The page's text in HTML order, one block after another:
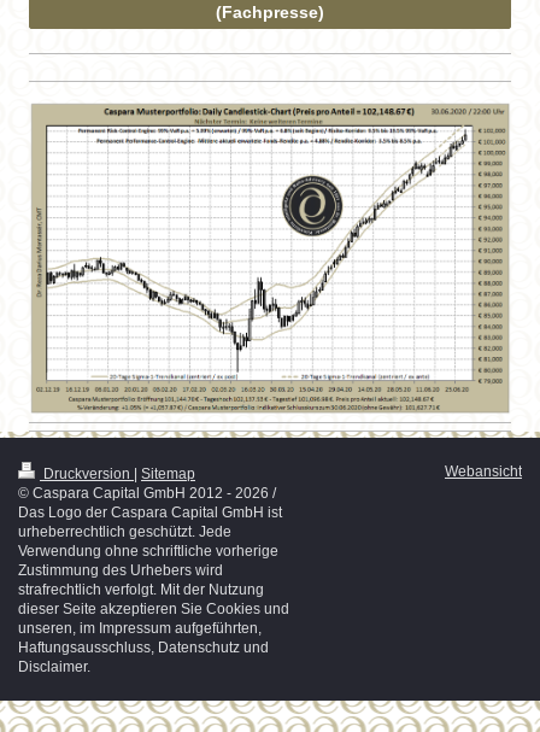
(Fachpresse)
Druckversion | Sitemap
© Caspara Capital GmbH 2012 - 2026 /
Das Logo der Caspara Capital GmbH ist
urheberrechtlich geschützt. Jede
Verwendung ohne schriftliche vorherige
Zustimmung des Urhebers wird
strafrechtlich verfolgt. Mit der Nutzung
dieser Seite akzeptieren Sie Cookies und
unseren, im Impressum aufgeführten,
Haftungsausschluss, Datenschutz und
Disclaimer.
Webansicht